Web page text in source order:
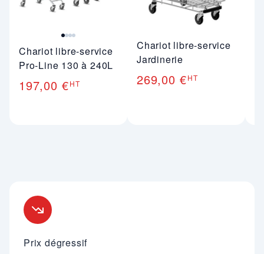
Chariot libre-service
Pro-Line 130 à 240L
197,00 €HT
Chariot libre-service
Jardinerie
269,00 €HT
Prix dégressif